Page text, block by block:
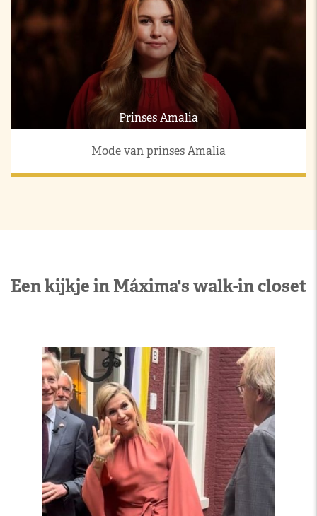
Prinses Amalia
Mode van prinses Amalia
Een kijkje in Máxima's walk-in closet